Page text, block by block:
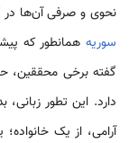
نحوی و صرفی آن­‌‌‌‌ها
سوریه همان­طور که
گفته برخی محققین،
دارد. این تطور
آرامی، از یک